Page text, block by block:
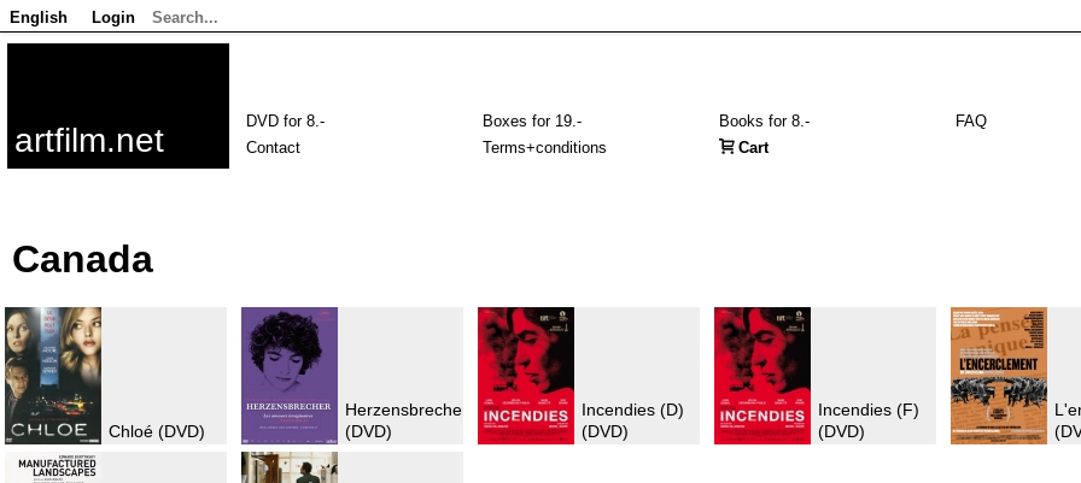
artfilm.net
DVD for 8.- Boxes for 19.- Books for 8.-
FAQ
Contact
Terms+conditions Cart
Canada
Chloé (DVD)
Herzensbrecher
(DVD)
Incendies (D)
(DVD)
Incendies (F)
(DVD)
English Login